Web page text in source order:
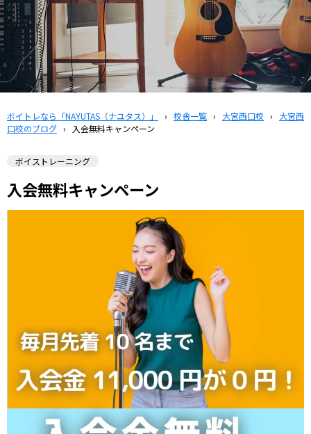
ボイトレなら「NAYUTAS（ナユタス）」 › 校舎一覧 › 大宮西口校 ›
大宮西
口校のブログ › 入会無料キャンペーン
ボイストレーニング
入会無料キャンペーン